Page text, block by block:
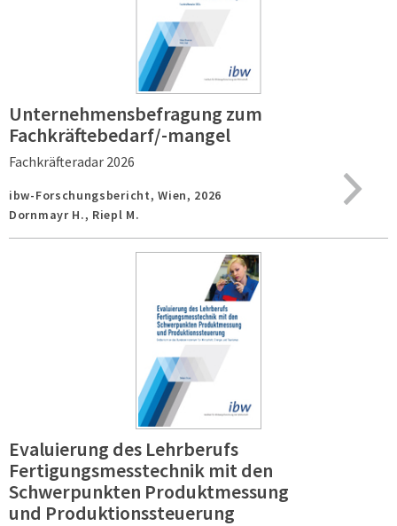
Unternehmensbefragung zum
Fachkräftebedarf/-mangel
Fachkräfteradar 2026
ibw-Forschungsbericht,Wien, 2026
Dornmayr H., Riepl M.
Evaluierung des Lehrberufs
Fertigungsmesstechnik mit den
Schwerpunkten Produktmessung
und Produktionssteuerung